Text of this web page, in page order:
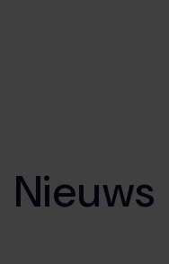
Nieuws